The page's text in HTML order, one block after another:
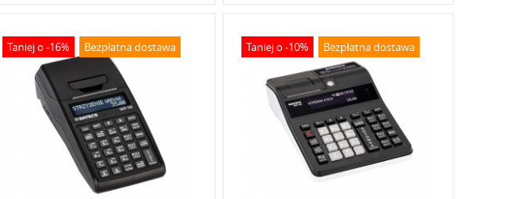
Taniej o -16% Bezpłatna dostawa Taniej o -10% Bezpłatna dostawa